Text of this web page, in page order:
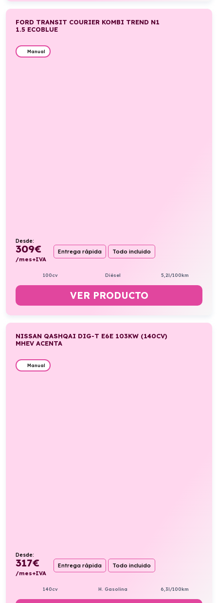
FORD TRANSIT COURIER KOMBI TREND N1
1.5 ECOBLUE
Manual
Desde:
309€
/mes+IVA
Entrega rápida Todo incluido
100cv Diésel 5,2l/100km
VER PRODUCTO
NISSAN QASHQAI DIG-T E6E 103KW (140CV)
MHEV ACENTA
Manual
Desde:
317€
/mes+IVA
Entrega rápida Todo incluido
140cv H. Gasolina 6,3l/100km